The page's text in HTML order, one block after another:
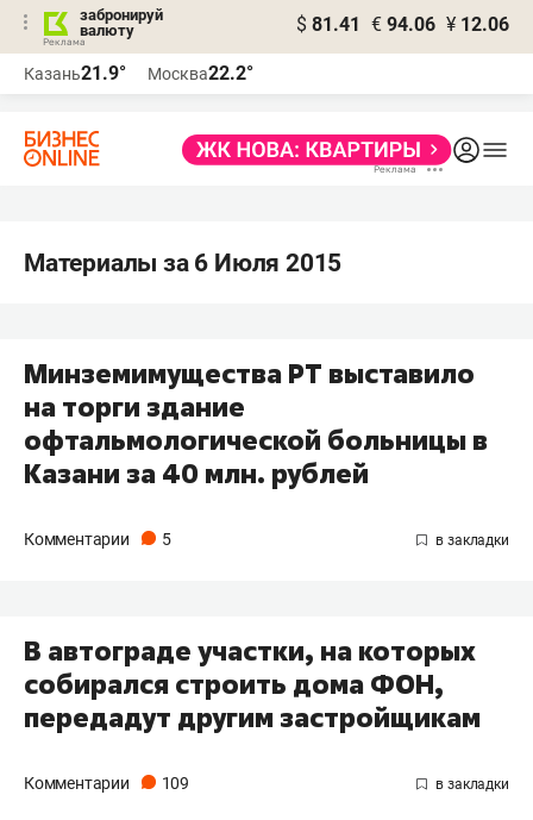
забронируй
валюту
$ 81.41 € 94.06 ¥ 12.06
Казань21.9° Москва22.2°
Материалы за 6 Июля 2015
Минземимущества РТ выставило
на торги здание
офтальмологической больницы в
Казани за 40 млн. рублей
Комментарии 5
В автограде участки, на которых
собирался строить дома ФОН,
передадут другим застройщикам
Комментарии 109